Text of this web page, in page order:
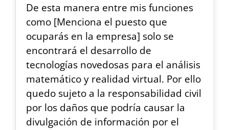
De esta manera entre mis funciones
como [Menciona el puesto que
ocuparás en la empresa] solo se
encontrará el desarrollo de
tecnologías novedosas para el análisis
matemático y realidad virtual. Por ello
quedo sujeto a la responsabilidad civil
por los daños que podría causar la
divulgación de información por el